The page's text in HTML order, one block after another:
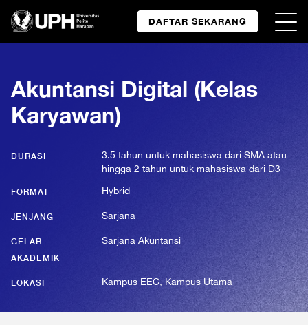
DAFTAR SEKARANG
Akuntansi Digital (Kelas
Karyawan)
DURASI
3.5 tahun untuk mahasiswa dari SMA atau
hingga 2 tahun untuk mahasiswa dari D3
FORMAT Hybrid
JENJANG Sarjana
GELAR
AKADEMIK
Sarjana Akuntansi
LOKASI Kampus EEC, Kampus Utama